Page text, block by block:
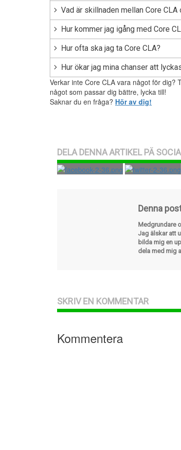
Vad är skillnaden mellan Core CLA
Hur kommer jag igång med Core
Hur ofta ska jag ta Core CLA?
Hur ökar jag mina chanser att
Verkar inte Core CLA vara något för dig?
något som passar dig bättre, lycka till!
Saknar du en fråga? Hör av dig!
DELA DENNA ARTIKEL PÄ
Denna
Medgrundare
Jag älskar att
bilda mig en
dela med mig
SKRIV EN KOMMENTAR
Kommentera